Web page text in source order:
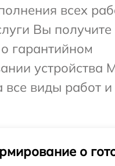
всех
Вы получите
гарантийном
устройства
все виды работ и
о